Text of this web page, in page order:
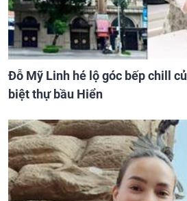
Đỗ Mỹ Linh hé lộ góc bếp chill
biệt thự bầu Hiển